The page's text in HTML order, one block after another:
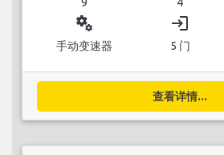
miscellaneous_services
手动变速器
login
5 门
查看详情...